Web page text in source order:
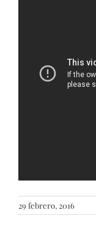
29 febrero, 2016